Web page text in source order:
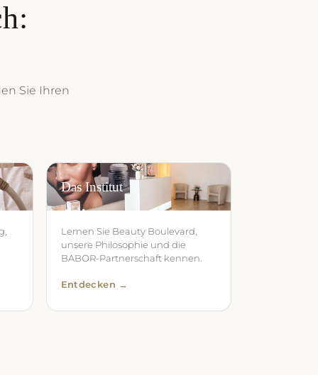
Sie Ihren
Das Institut
Lernen Sie Beauty Boulevard,
unsere Philosophie und die
BABOR-Partnerschaft kennen.
Entdecken →